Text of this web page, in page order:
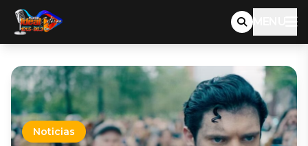
MENU
Noticias